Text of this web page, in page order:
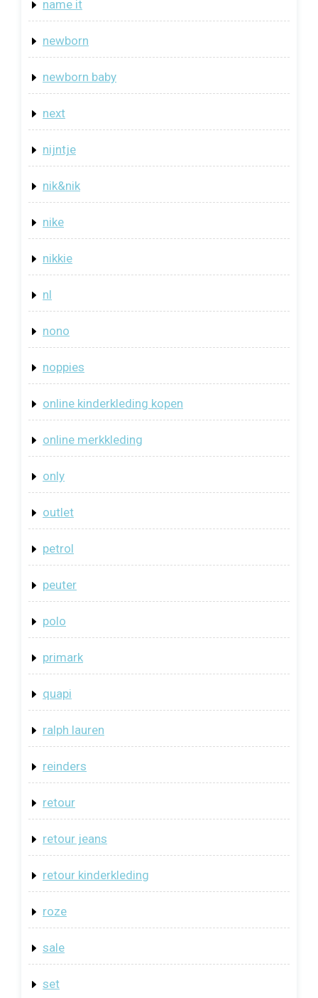
name it
newborn
newborn baby
next
nijntje
nik&nik
nike
nikkie
nl
nono
noppies
online kinderkleding kopen
online merkkleding
only
outlet
petrol
peuter
polo
primark
quapi
ralph lauren
reinders
retour
retour jeans
retour kinderkleding
roze
sale
set